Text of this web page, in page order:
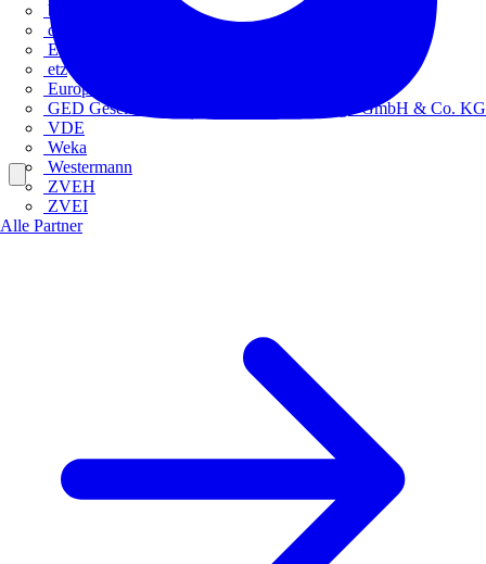
bfe
de - das Elektrohandwerk
ETIM Deutschland eV
etz
Europacable
GED Gesellschaft für Energiedienstleistung - GmbH & Co. KG
VDE
Weka
Westermann
ZVEH
ZVEI
Alle Partner